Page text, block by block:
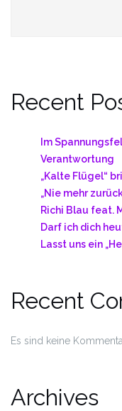
Recent
Im
Verantwortung
„Kalte Flügel“
„Nie mehr
Richi Blau feat.
Darf ich dich
Lasst uns ein
Recent
Es sind keine
Archives